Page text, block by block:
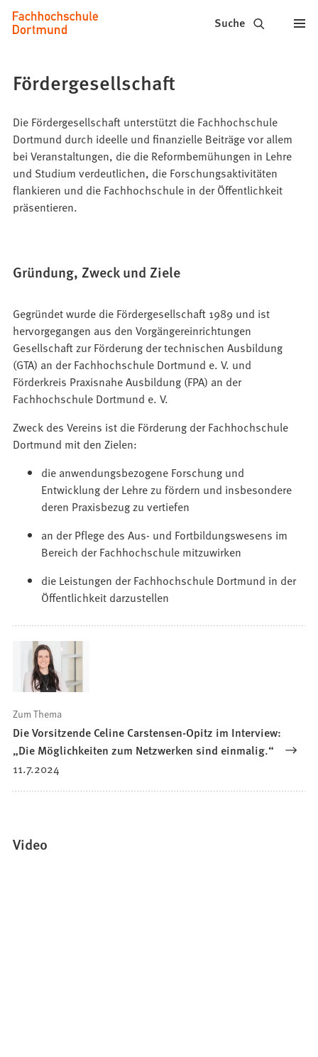
Inhalt anspringen
Fachhochschule
Dortmund
Studium,
Studiengänge,
Bewerbung
Suche
Fördergesellschaft
Die Fördergesellschaft unterstützt die Fachhochschule
Dortmund durch ideelle und finanzielle Beiträge vor allem
bei Veranstaltungen, die die Reformbemühungen in Lehre
und Studium verdeutlichen, die Forschungsaktivitäten
flankieren und die Fachhochschule in der Öffentlichkeit
präsentieren.
Gründung, Zweck und Ziele
Gegründet wurde die Fördergesellschaft 1989 und ist
hervorgegangen aus den Vorgängereinrichtungen
Gesellschaft zur Förderung der technischen Ausbildung
(GTA) an der Fachhochschule Dortmund e. V. und
Förderkreis Praxisnahe Ausbildung (FPA) an der
Fachhochschule Dortmund e. V.
Zweck des Vereins ist die Förderung der Fachhochschule
Dortmund mit den Zielen:
die anwendungsbezogene Forschung und
Entwicklung der Lehre zu fördern und insbesondere
deren Praxisbezug zu vertiefen
an der Pflege des Aus- und Fortbildungswesens im
Bereich der Fachhochschule mitzuwirken
die Leistungen der Fachhochschule Dortmund in der
Öffentlichkeit darzustellen
Zum Thema
Die Vorsitzende Celine Carstensen-Opitz im Interview:
„Die Möglichkeiten zum Netzwerken sind einmalig.“
11.7.2024
Video